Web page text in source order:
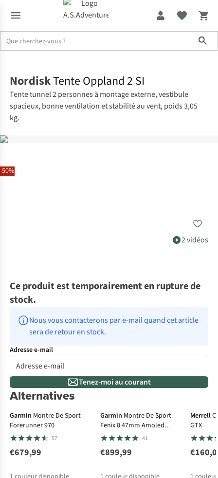
-50%
2 vidéos
NordiskTente Oppland 2 SI
Tente tunnel 2 personnes à montage externe, vestibule
spacieux, bonne ventilation et stabilité au vent, poids 3,05
kg.
Ce produit est temporairement en rupture de
stock.
Nous vous contacterons par e-mail quand cet article
sera de retour en stock.
Adresse e-mail
Tenez-moi au courant
Alternatives
Garmin Montre De Sport
Forerunner 970
57
€679,99
Garmin Montre De Sport
Fenix 8 47mm Amoled
Sapphire
41
€899,99
Merrell
GTX